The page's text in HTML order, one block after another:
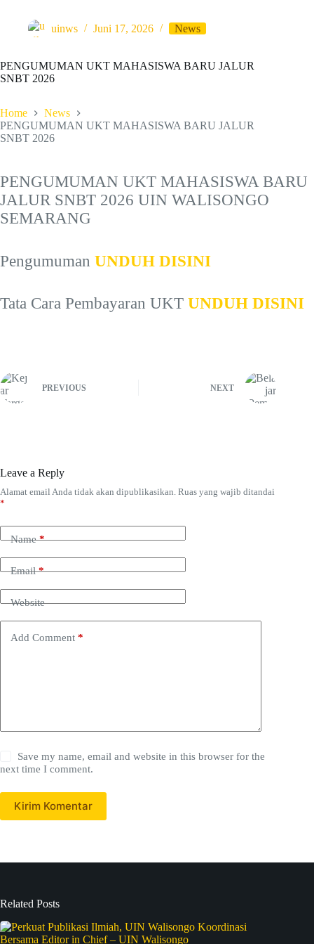
uinws Juni 17, 2026 News
PENGUMUMAN UKT MAHASISWA BARU JALUR
SNBT 2026
Home
News
PENGUMUMAN UKT MAHASISWA BARU JALUR
SNBT 2026
PENGUMUMAN UKT MAHASISWA BARU
JALUR SNBT 2026 UIN WALISONGO
SEMARANG
Pengumuman UNDUH DISINI
Tata Cara Pembayaran UKT UNDUH DISINI
PREVIOUS NEXT
Leave a Reply
Alamat email Anda tidak akan dipublikasikan. Ruas yang wajib ditandai
*
Name*
Email*
Website
Add Comment *
Save my name, email and website in this browser for the
next time I comment.
Kirim Komentar
Related Posts